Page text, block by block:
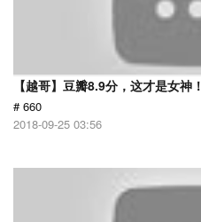
【越哥】豆瓣8.9分，这才是女神！
# 660
2018-09-25 03:56